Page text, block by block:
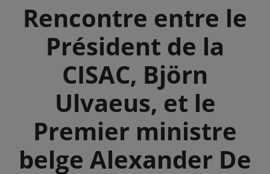
Rencontre entre le
Président de la
CISAC, Björn
Ulvaeus, et le
Premier ministre
belge Alexander De